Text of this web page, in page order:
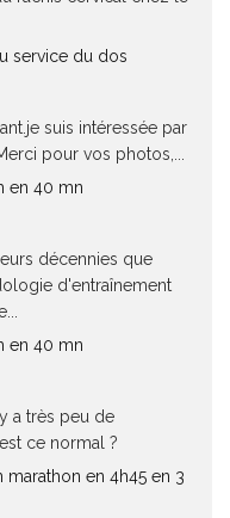
service du dos
suis intéressée par
pour vos photos,...
en 40 mn
décennies que
d'entraînement
en 40 mn
a très peu de
ce normal ?
marathon en 4h45 en 3